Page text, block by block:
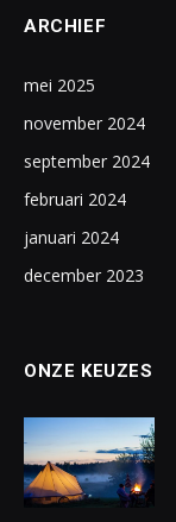
ARCHIEF
mei 2025
november 2024
september 2024
februari 2024
januari 2024
december 2023
ONZE KEUZES